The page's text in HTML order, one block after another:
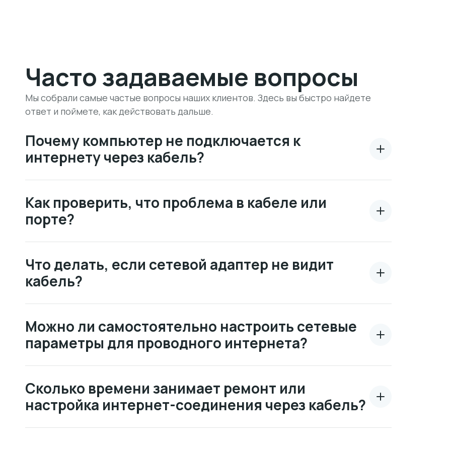
Часто задаваемые вопросы
Мы собрали самые частые вопросы наших клиентов. Здесь вы быстро найдете
ответ и поймете, как действовать дальше.
Почему компьютер не подключается к
интернету через кабель?
Как проверить, что проблема в кабеле или
порте?
Что делать, если сетевой адаптер не видит
кабель?
Можно ли самостоятельно настроить сетевые
параметры для проводного интернета?
Сколько времени занимает ремонт или
настройка интернет-соединения через кабель?